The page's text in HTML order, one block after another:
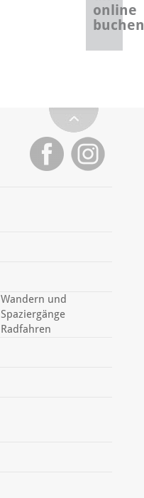
online
buchen
Wandern und
Spaziergänge
Radfahren